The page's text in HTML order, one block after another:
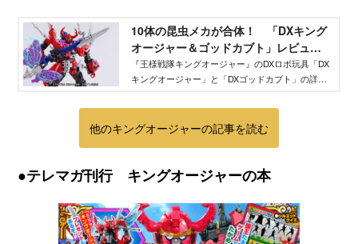
10体の昆虫メカが合体！ 「DXキング
オージャー＆ゴッドカブト」レビュ
ー！ - TELEMAGA.net｜講談社
『王様戦隊キングオージャー』のDXロボ玩具「DX
キングオージャー」と「DXゴッドカブト」の詳細
脅威の関節可動をお見せします！
他のキングオージャーの記事を読む
●テレマガ刊行 キングオージャーの本